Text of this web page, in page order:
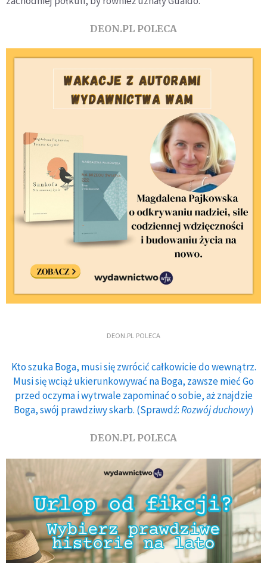
DEON.PL POLECA
DEON.PL POLECA
Kto szuka Boga, musi się zwrócić całkowicie do wewnątrz.
Musi się wciąż ukierunkowywać na Boga, zawsze mieć Go
przed oczyma i wytrwale zapominać o sobie, aż znajdzie
Boga, swój prawdziwy skarb. (Sprawdź:Rozwój duchowy)
DEON.PL POLECA